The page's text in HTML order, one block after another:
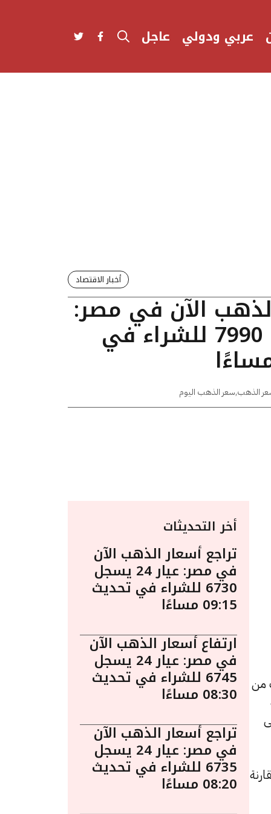
عربي ودولي عاجل
أخبار الاقتصاد
الآن في مصر:
عيار 24 يسجل 7990 للشراء في
الذهب,سعر الذهب اليوم
يُعد الذهب من
بقيمة 5 جنيهات مقارنة
أخر التحديثات
تراجع أسعار الذهب الآن
في مصر: عيار 24 يسجل
6730 للشراء في تحديث
09:15 مساءًا
ارتفاع أسعار الذهب الآن
في مصر: عيار 24 يسجل
6745 للشراء في تحديث
08:30 مساءًا
تراجع أسعار الذهب الآن
في مصر: عيار 24 يسجل
6735 للشراء في تحديث
08:20 مساءًا